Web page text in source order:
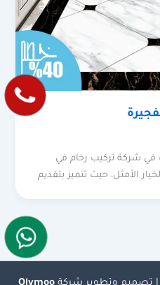
شركة تركيب رخام في
الأمثل، حيث تتميز بتقديم